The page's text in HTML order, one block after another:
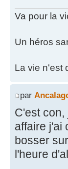
Va pour la
Un héros
La vie n'est
par
C'est
affaire j'ai
bosser
l'heure